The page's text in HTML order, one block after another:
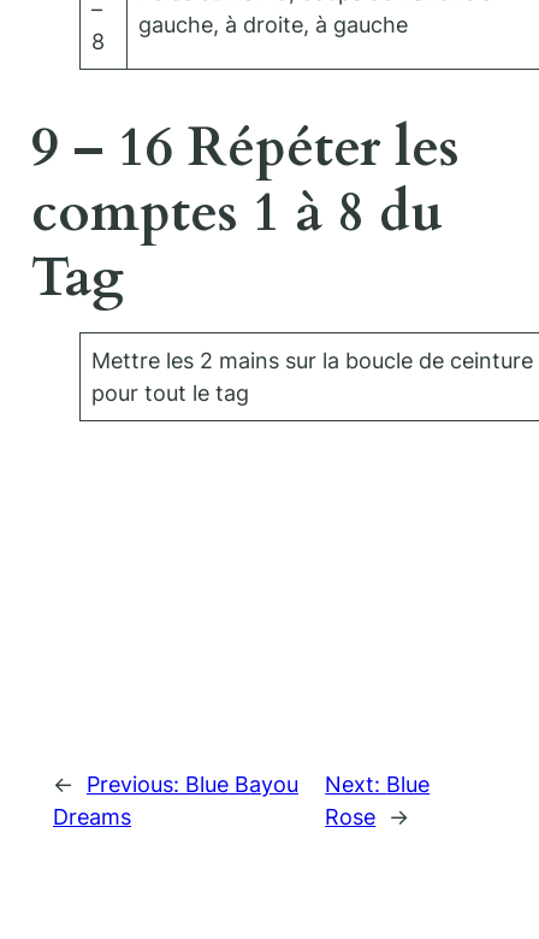
–
8
gauche, à droite, à gauche
9 – 16 Répéter les
comptes 1 à 8 du
Tag
Mettre les 2 mains sur la boucle de ceinture
pour tout le tag
← Previous: Blue Bayou
Dreams
Next: Blue
Rose
→